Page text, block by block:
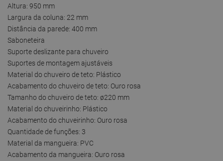
Altura: 950 mm
Largura da coluna: 22 mm
Distância da parede: 400 mm
Saboneteira
Suporte deslizante para chuveiro
Suportes de montagem ajustáveis
Material do chuveiro de teto: Plástico
Acabamento do chuveiro de teto: Ouro rosa
Tamanho do chuveiro de teto: ø220 mm
Material do chuveirinho: Plástico
Acabamento do chuveirinho: Ouro rosa
Quantidade de funções: 3
Material da mangueira: PVC
Acabamento da mangueira: Ouro rosa